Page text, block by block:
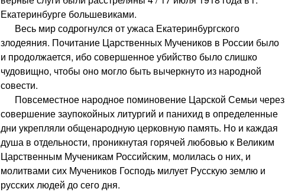
Екатеринбурге большевиками.
Весь мир содрогнулся от ужаса Екатеринбургского
злодеяния. Почитание Царственных Мучеников в России было
и продолжается, ибо совершенное убийство было слишко
чудовищно, чтобы оно могло быть вычеркнуто из народной
совести.
Повсеместное народное поминовение Царской Семьи через
совершение заупокойных литургий и панихид в определенные
дни укрепляли общенародную церковную память. Но и каждая
душа в отдельности, проникнутая горячей любовью к Великим
Царственным Мученикам Российским, молилась о них, и
молитвами сих Мучеников Господь милует Русскую землю и
русских людей до сего дня.